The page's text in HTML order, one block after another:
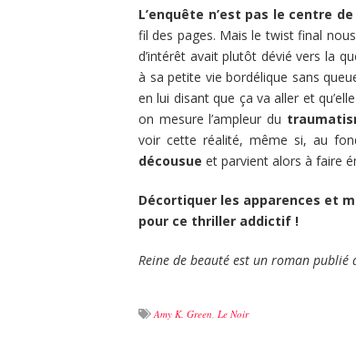
L’enquête n’est pas le centre
fil des pages. Mais le twist final
d’intérêt avait plutôt dévié vers la
à sa petite vie bordélique sans
en lui disant que ça va aller et
on mesure l’ampleur du
voir cette réalité, même si, au
décousue et parvient alors à faire
Décortiquer les apparences et
pour ce thriller addictif !
Reine de beauté est un roman publié
Amy K. Green, Le Noir